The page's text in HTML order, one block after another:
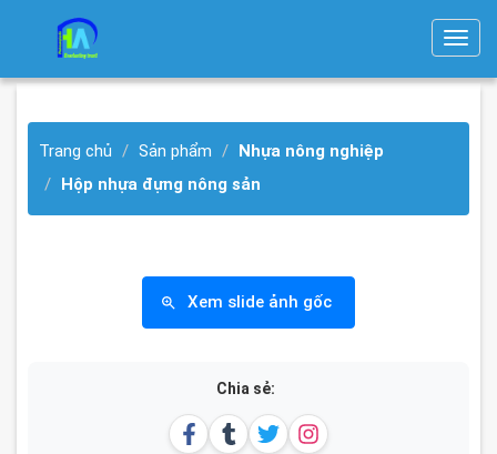
T
g
Trang chủ Sản phẩm
Nhựa nông nghiệp
Hộp nhựa đựng nông sản
Xem slide ảnh gốc
Chia sẻ: